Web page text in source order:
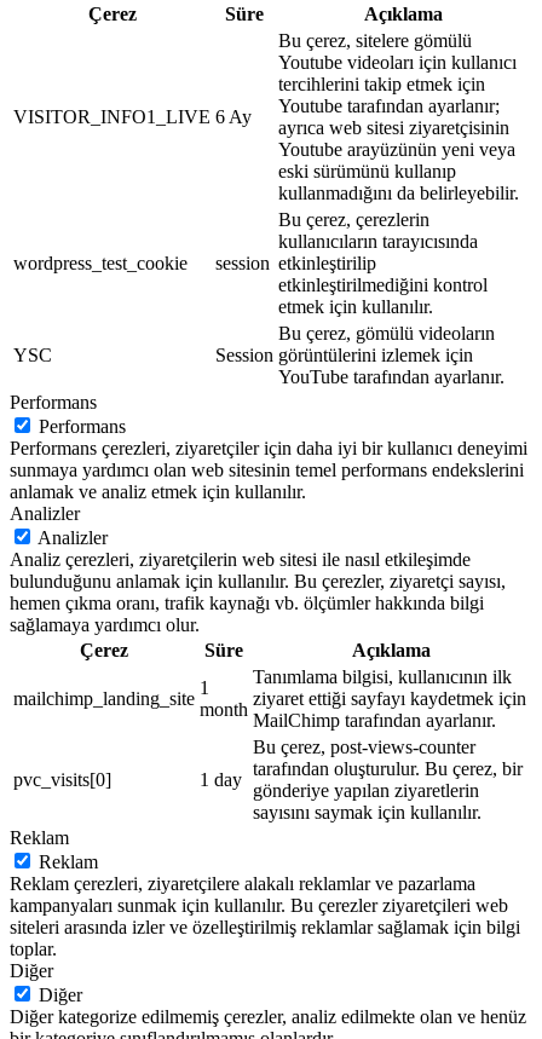
Çerez
Süre Açıklama
VISITOR_INFO1_LIVE 6 Ay
Bu çerez, sitelere gömülü
Youtube videoları için kullanıcı
tercihlerini takip etmek için
Youtube tarafından ayarlanır;
ayrıca web sitesi ziyaretçisinin
Youtube arayüzünün yeni veya
eski sürümünü kullanıp
kullanmadığını da belirleyebilir.
wordpress_test_cookie session
Bu çerez, çerezlerin
kullanıcıların tarayıcısında
etkinleştirilip
etkinleştirilmediğini kontrol
etmek için kullanılır.
YSC Session
Bu çerez, gömülü videoların
görüntülerini izlemek için
YouTube tarafından ayarlanır.
Performans
Performans
Performans çerezleri, ziyaretçiler için daha iyi bir kullanıcı deneyimi
sunmaya yardımcı olan web sitesinin temel performans endekslerini
anlamak ve analiz etmek için kullanılır.
Analizler
Analizler
Analiz çerezleri, ziyaretçilerin web sitesi ile nasıl etkileşimde
bulunduğunu anlamak için kullanılır. Bu çerezler, ziyaretçi sayısı,
hemen çıkma oranı, trafik kaynağı vb. ölçümler hakkında bilgi
sağlamaya yardımcı olur.
Çerez
Süre Açıklama
mailchimp_landing_site
1
month
Tanımlama bilgisi, kullanıcının ilk
ziyaret ettiği sayfayı kaydetmek için
MailChimp tarafından ayarlanır.
pvc_visits[0] 1 day
Bu çerez, post-views-counter
tarafından oluşturulur. Bu çerez, bir
gönderiye yapılan ziyaretlerin
sayısını saymak için kullanılır.
Reklam
Reklam
Reklam çerezleri, ziyaretçilere alakalı reklamlar ve pazarlama
kampanyaları sunmak için kullanılır. Bu çerezler ziyaretçileri web
siteleri arasında izler ve özelleştirilmiş reklamlar sağlamak için bilgi
toplar.
Diğer
Diğer
Diğer kategorize edilmemiş çerezler, analiz edilmekte olan ve henüz